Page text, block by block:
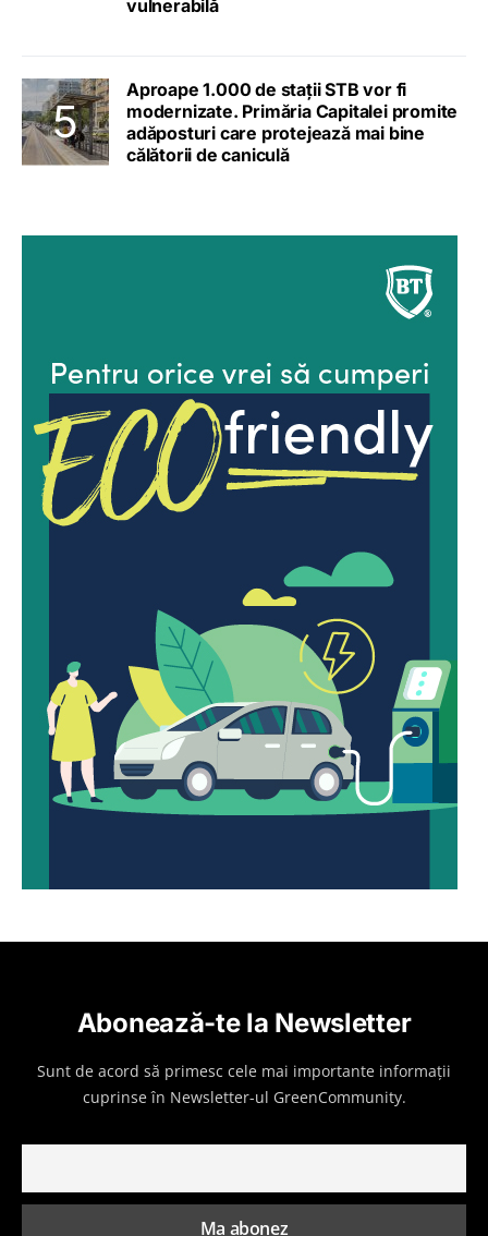
vulnerabilă
Aproape 1.000 de stații STB vor fi
modernizate. Primăria Capitalei promite
adăposturi care protejează mai bine
călătorii de caniculă
Abonează-te la Newsletter
Sunt de acord să primesc cele mai importante informații
cuprinse în Newsletter-ul GreenCommunity.